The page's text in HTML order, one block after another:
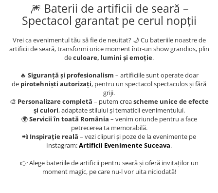
🎆 Baterii de artificii de seară –
Spectacol garantat pe cerul nopții
Vrei ca evenimentul tău să fie de neuitat? 🌙 Cu bateriile noastre de
artificii de seară, transformi orice moment într-un show grandios, plin
deculoare, lumini și emoție.
🔥 Siguranță și profesionalism – artificiile sunt operate doar
de pirotehniști autorizați, pentru un spectacol spectaculos și fără
griji.
🎨 Personalizare completă – putem creascheme unice de efecte
și culori, adaptate stilului și tematicii evenimentului.
🌍Servicii în toată România – venim oriunde pentru a face
petrecerea ta memorabilă.
📲 Inspirație reală – vezi clipuri și poze de la evenimente pe
Instagram:Artificii Evenimente Suceava.
👉 Alege bateriile de artificii pentru seară și oferă invitaților un
moment magic, pe care nu-l vor uita niciodată!